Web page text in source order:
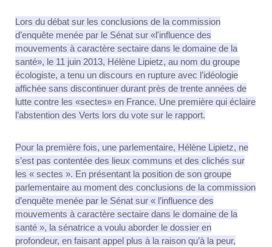
Lors du débat sur les conclusions de la commission
d’enquête menée par le Sénat sur «l'influence des
mouvements à caractère sectaire dans le domaine de la
santé», le 11 juin 2013, Hélène Lipietz, au nom du groupe
écologiste, a tenu un discours en rupture avec l’idéologie
affichée sans discontinuer durant près de trente années de
lutte contre les «sectes» en France. Une première qui éclaire
l’abstention des Verts lors du vote sur le rapport.
Pour la première fois, une parlementaire, Hélène Lipietz, ne
s’est pas contentée des lieux communs et des clichés sur
les « sectes ». En présentant la position de son groupe
parlementaire au moment des conclusions de la commission
d’enquête menée par le Sénat sur « l’influence des
mouvements à caractère sectaire dans le domaine de la
santé », la sénatrice a voulu aborder le dossier en
profondeur, en faisant appel plus à la raison qu’à la peur,